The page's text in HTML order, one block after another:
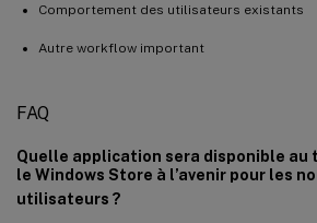
Comportement des utilisateurs existants
Autre workflow important
FAQ
Quelle application sera disponible au
le Windows Store à l’avenir pour les
utilisateurs ?